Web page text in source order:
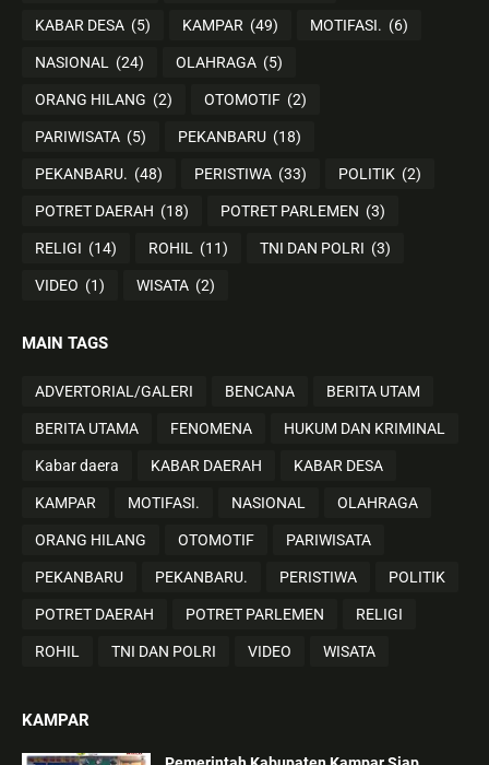
KABAR DESA (5) KAMPAR (49) MOTIFASI. (6)
NASIONAL (24) OLAHRAGA (5)
ORANG HILANG (2) OTOMOTIF (2)
PARIWISATA (5) PEKANBARU (18)
PEKANBARU. (48) PERISTIWA (33) POLITIK (2)
POTRET DAERAH (18) POTRET PARLEMEN (3)
RELIGI (14) ROHIL (11) TNI DAN POLRI (3)
VIDEO (1) WISATA (2)
MAIN TAGS
ADVERTORIAL/GALERI BENCANA BERITA UTAM
BERITA UTAMA FENOMENA HUKUM DAN KRIMINAL
Kabar daera KABAR DAERAH KABAR DESA
KAMPAR MOTIFASI. NASIONAL OLAHRAGA
ORANG HILANG OTOMOTIF PARIWISATA
PEKANBARU PEKANBARU. PERISTIWA POLITIK
POTRET DAERAH POTRET PARLEMEN RELIGI
ROHIL TNI DAN POLRI VIDEO WISATA
KAMPAR